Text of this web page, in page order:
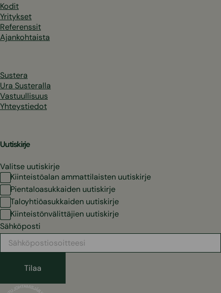
Kodit
Yritykset
Referenssit
Ajankohtaista
Sustera
Ura Susteralla
Vastuullisuus
Yhteystiedot
Uutiskirje
Valitse uutiskirje
Kiinteistöalan ammattilaisten uutiskirje
Pientaloasukkaiden uutiskirje
Taloyhtiöasukkaiden uutiskirje
Kiinteistönvälittäjien uutiskirje
Sähköposti